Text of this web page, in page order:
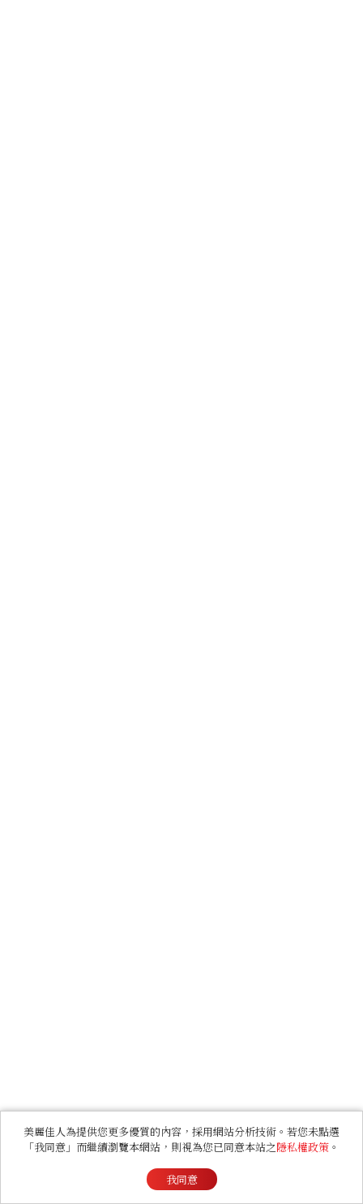
美麗佳人為提供您更多優質的內容，採用網站分析技術。若您未點選
「我同意」而繼續瀏覽本網站，則視為您已同意本站之隱私權政策 。
我同意